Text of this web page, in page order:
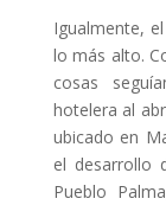
Igualmente,
lo más alto.
cosas
hotelera al
ubicado en
el desarrollo
Pueblo